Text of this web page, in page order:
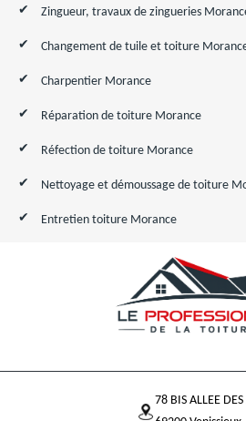
Zingueur, travaux de zingueries
Changement de tuile et toiture
Charpentier Morance
Réparation de toiture Morance
Réfection de toiture Morance
Nettoyage et démoussage de toiture
Entretien toiture Morance
78 BIS ALLEE